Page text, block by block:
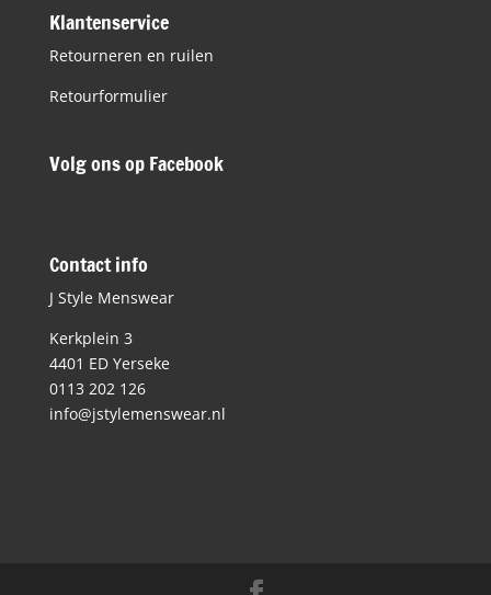
Klantenservice
Retourneren en ruilen
Retourformulier
Volg ons op Facebook
Contact info
J Style Menswear
Kerkplein 3
4401 ED Yerseke
0113 202 126
info@jstylemenswear.nl